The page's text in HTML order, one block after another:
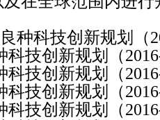
种科技创新规划（
技创新规划（
技创新规划（
技创新规划（
技创新规划（